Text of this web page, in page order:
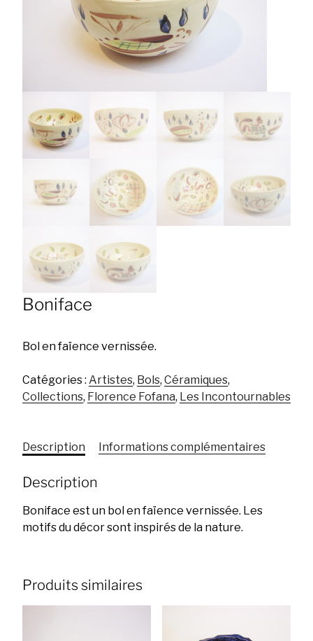
Boniface
Bol en faïence vernissée.
Catégories : Artistes, Bols, Céramiques,
Collections, Florence Fofana, Les Incontournables
Description Informations complémentaires
Description
Boniface est un bol en faïence vernissée. Les
motifs du décor sont inspirés de la nature.
Produits similaires